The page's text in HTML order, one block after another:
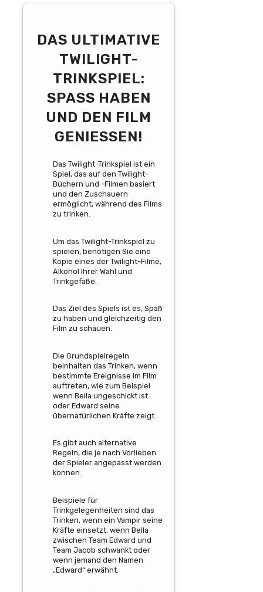
DAS ULTIMATIVE
TWILIGHT-
TRINKSPIEL:
SPASS HABEN U
ND DEN FILM G
ENIESSEN!
Das Twilight-Trinkspiel ist ein
Spiel, das auf den Twilight-
Büchern und -Filmen basiert
und den Zuschauern
ermöglicht, während des Films
zu trinken.
Um das Twilight-Trinkspiel zu
spielen, benötigen Sie eine
Kopie eines der Twilight-Filme,
Alkohol Ihrer Wahl und
Trinkgefäße.
Das Ziel des Spiels ist es, Spaß
zu haben und gleichzeitig den
Film zu schauen.
Die Grundspielregeln
beinhalten das Trinken, wenn
bestimmte Ereignisse im Film
auftreten, wie zum Beispiel
wenn Bella ungeschickt ist
oder Edward seine
übernatürlichen Kräfte zeigt.
Es gibt auch alternative
Regeln, die je nach Vorlieben
der Spieler angepasst werden
können.
Beispiele für
Trinkgelegenheiten sind das
Trinken, wenn ein Vampir seine
Kräfte einsetzt, wenn Bella
zwischen Team Edward und
Team Jacob schwankt oder
wenn jemand den Namen
„Edward“ erwähnt.